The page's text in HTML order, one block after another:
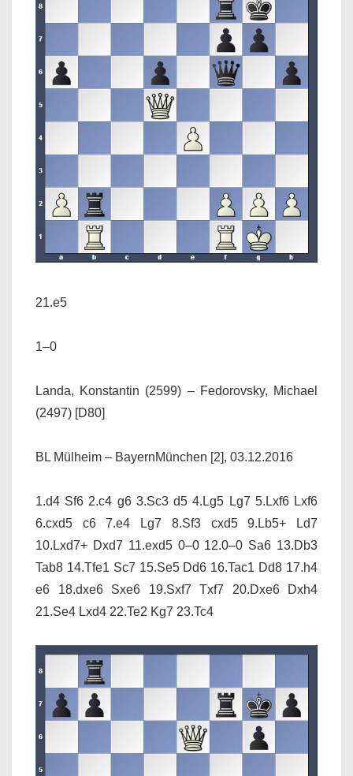
21.e5
1–0
Landa, Konstantin (2599) – Fedorovsky, Michael
(2497) [D80]
BL Mülheim – BayernMünchen [2], 03.12.2016
1.d4 Sf6 2.c4 g6 3.Sc3 d5 4.Lg5 Lg7 5.Lxf6 Lxf6
6.cxd5 c6 7.e4 Lg7 8.Sf3 cxd5 9.Lb5+ Ld7
10.Lxd7+ Dxd7 11.exd5 0–0 12.0–0 Sa6 13.Db3
Tab8 14.Tfe1 Sc7 15.Se5 Dd6 16.Tac1 Dd8 17.h4
e6 18.dxe6 Sxe6 19.Sxf7 Txf7 20.Dxe6 Dxh4
21.Se4 Lxd4 22.Te2 Kg7 23.Tc4